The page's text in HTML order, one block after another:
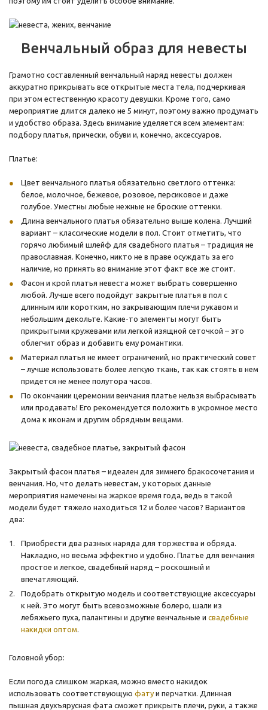
Венчальный образ для невесты
Грамотно составленный венчальный наряд невесты должен
аккуратно прикрывать все открытые места тела, подчеркивая
при этом естественную красоту девушки. Кроме того, само
мероприятие длится далеко не 5 минут, поэтому важно продумать
и удобство образа. Здесь внимание уделяется всем элементам:
подбору платья, прически, обуви и, конечно, аксессуаров.
Платье:
Цвет венчального платья обязательно светлого оттенка:
белое, молочное, бежевое, розовое, персиковое и даже
голубое. Уместны любые нежные не броские оттенки.
Длина венчального платья обязательно выше колена. Лучший
вариант – классические модели в пол. Стоит отметить, что
горячо любимый шлейф для свадебного платья – традиция не
православная. Конечно, никто не в праве осуждать за его
наличие, но принять во внимание этот факт все же стоит.
Фасон и крой платья невеста может выбрать совершенно
любой. Лучше всего подойдут закрытые платья в пол с
длинным или коротким, но закрывающим плечи рукавом и
небольшим декольте. Какие-то элементы могут быть
прикрытыми кружевами или легкой изящной сеточкой – это
облегчит образ и добавить ему романтики.
Материал платья не имеет ограничений, но практический совет
– лучше использовать более легкую ткань, так как стоять в нем
придется не менее полутора часов.
По окончании церемонии венчания платье нельзя выбрасывать
или продавать! Его рекомендуется положить в укромное место
дома к иконам и другим обрядным вещами.
Закрытый фасон платья – идеален для зимнего бракосочетания и
венчания. Но, что делать невестам, у которых данные
мероприятия намечены на жаркое время года, ведь в такой
модели будет тяжело находиться 12 и более часов? Вариантов
два:
Приобрести два разных наряда для торжества и обряда.
Накладно, но весьма эффектно и удобно. Платье для венчания
простое и легкое, свадебный наряд – роскошный и
впечатляющий.
Подобрать открытую модель и соответствующие аксессуары
к ней. Это могут быть всевозможные болеро, шали из
лебяжьего пуха, палантины и другие венчальные и свадебные
накидки оптом.
Головной убор:
Если погода слишком жаркая, можно вместо накидок
использовать соответствующую фату и перчатки. Длинная
пышная двухъярусная фата сможет прикрыть плечи, руки, а также